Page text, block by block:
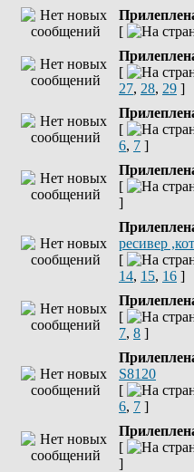
[
[
27, 28, 29 ]
[
6, 7 ]
[
]
ресивер
[
14, 15, 16 ]
[
7, 8 ]
S8120
[
6, 7 ]
[
]